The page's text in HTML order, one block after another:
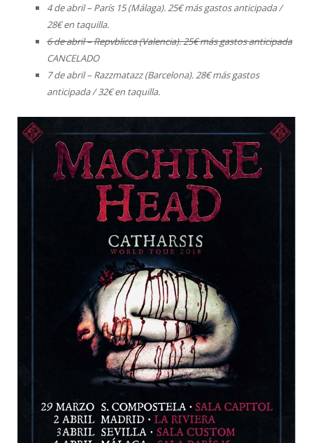
4 de abril – París 15 (Málaga). 25€ más gastos anticipada /
28€ en taquilla.
6 de abril – Repvblicca (Valencia). 25€ más gastos anticipada
CANCELADO
7 de abril – Razzmatazz (Barcelona). 28€ más gastos
anticipada / 32€ en taquilla.